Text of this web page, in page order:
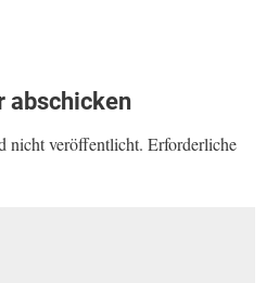
abschicken
nicht veröffentlicht. Erforderliche